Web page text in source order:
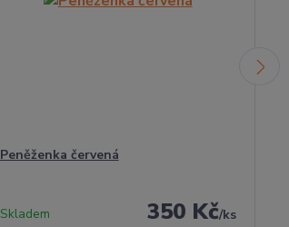
Peněženka červená
350 Kč/ks
Skladem